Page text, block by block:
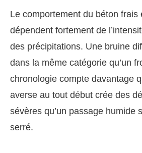
Le comportement du béton frais
dépendent fortement de
des précipitations. Une bruine
dans la même catégorie qu’un
chronologie compte davantage
averse au tout début crée des
sévères qu’un passage humide
serré.